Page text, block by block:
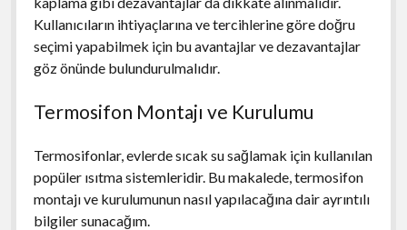
Kullanıcıların ihtiyaçlarına ve tercihlerine göre doğru
seçimi yapabilmek için bu avantajlar ve dezavantajlar
göz önünde bulundurulmalıdır.
Termosifon Montajı ve Kurulumu
Termosifonlar, evlerde sıcak su sağlamak için kullanılan
popüler ısıtma sistemleridir. Bu makalede, termosifon
montajı ve kurulumunun nasıl yapılacağına dair ayrıntılı
bilgiler sunacağım.